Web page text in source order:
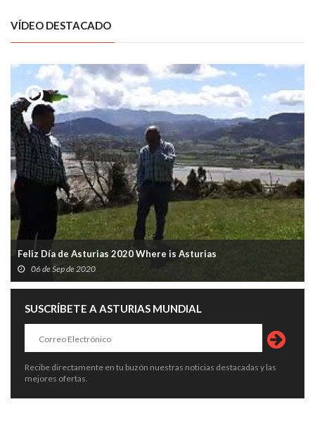
VÍDEO DESTACADO
Feliz Día de Asturias 2020 Where is Asturias
06 de Sep de 2020
SUSCRÍBETE A ASTURIAS MUNDIAL
Recibe directamente en tu buzón nuestras noticias destacadas y las
mejores ofertas.